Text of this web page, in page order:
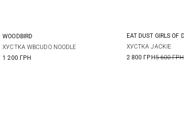
One size
WOODBIRD
ХУСТКА WBCUDO NOODLE
1 200 ГРН
EAT DUST GIRLS OF
ХУСТКА JACKIE
2 800 ГРН5 600 ГРН